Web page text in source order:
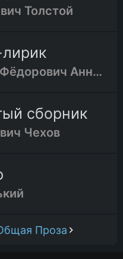
Толстой
Иннокентий Фёдорович Анненский
сборник
Чехов
Проза